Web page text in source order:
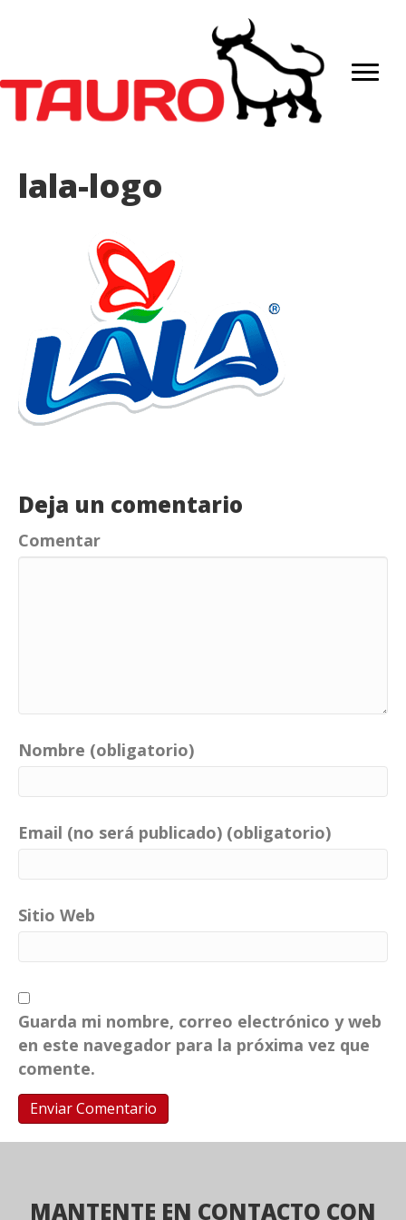
lala-logo
Deja un comentario
Comentar
Nombre (obligatorio)
Email (no será publicado) (obligatorio)
Sitio Web
Guarda mi nombre, correo electrónico y web
en este navegador para la próxima vez que
comente.
MANTENTE EN CONTACTO CON